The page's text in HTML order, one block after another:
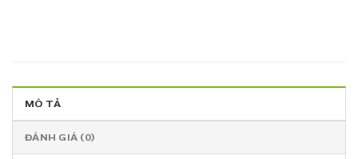
MÔ TẢ
ĐÁNH GIÁ (0)